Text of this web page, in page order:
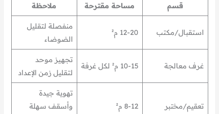
قسم مساحة مقترحة ملاحظة
استقبال/مكتب 12-20 م²
منفصلة لتقليل
الضوضاء
غرف معالجة 10-15 م² لكل غرفة
تجهيز موحد
لتقليل زمن الإعداد
تعقيم/مختبر 8-12 م²
تهوية جيدة
وأسقف سهلة